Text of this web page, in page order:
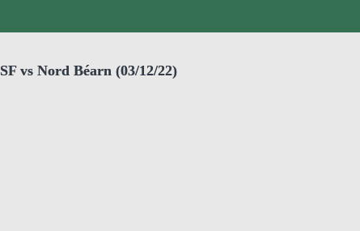
SF vs Nord Béarn (03/12/22)